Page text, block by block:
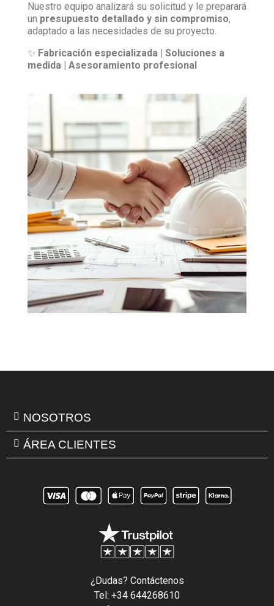
Nuestro equipo analizará su solicitud y le preparará
un presupuesto detallado y sin compromiso,
adaptado a las necesidades de su proyecto.
✨ Fabricación especializada | Soluciones a
medida | Asesoramiento profesional
NOSOTROS
ÁREA CLIENTES
¿Dudas? Contáctenos
Tel: +34 644268610